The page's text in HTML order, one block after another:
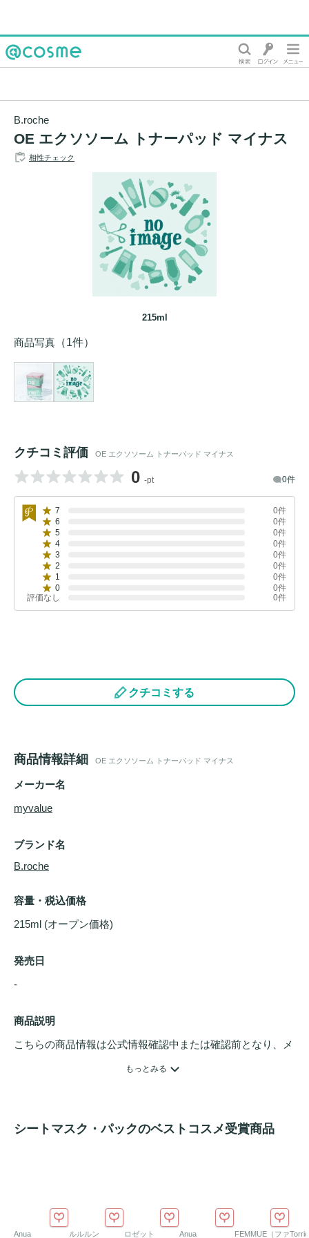
B.roche
OE エクソソーム トナーパッド マイナス
相性チェック
215ml
商品写真 （1件）
クチコミ評価 OE エクソソーム トナーパッド マイナス
0 -pt 0件
7
0件
6
0件
5
0件
4
0件
3
0件
2
0件
1
0件
0
0件
評価なし
0件
クチコミする
商品情報詳細 OE エクソソーム トナーパッド マイナス
メーカー名
myvalue
ブランド名
B.roche
容量・税込価格
215ml (オープン価格)
発売日
-
商品説明
こちらの商品情報は公式情報確認中または確認前となり、メ
2WAYケアができるデュアルトナーパッド
が特徴の、忙しい朝でも手軽に使えるデイリートナーパッド
もっとみる
シートマスク・パックのベストコスメ受賞商品
Anua ルルルン ロゼット Anua
FEMMUE（ファ